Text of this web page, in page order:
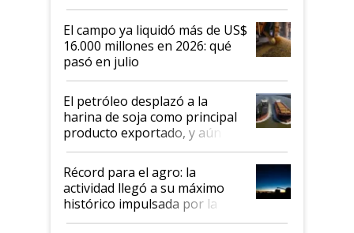
El campo ya liquidó más de US$
16.000 millones en 2026: qué
pasó en julio
El petróleo desplazó a la
harina de soja como principal
producto exportado, y aún así
el agro aportó casi seis de cada
diez dólares y sostuvo el
liderazgo en un semestre
récord
Récord para el agro: la
actividad llegó a su máximo
histórico impulsada por la
cosecha y las exportaciones